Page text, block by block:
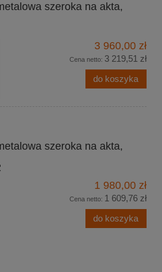
szeroka na akta,
3 960,00 zł
Cena netto: 3 219,51 zł
do koszyka
szeroka na akta,
1 980,00 zł
Cena netto: 1 609,76 zł
do koszyka